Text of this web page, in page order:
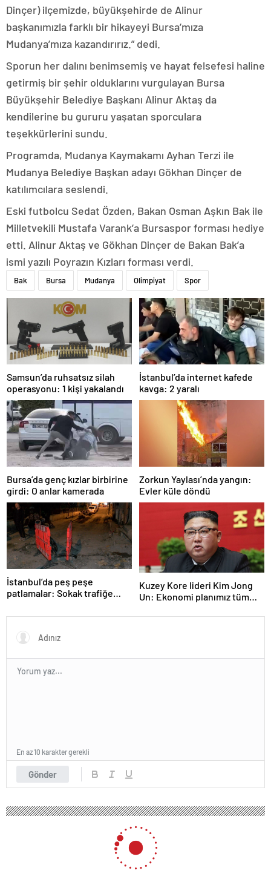
Dinçer) ilçemizde, büyükşehirde de Alinur
başkanımızla farklı bir hikayeyi Bursa’mıza
Mudanya’mıza kazandırırız.” dedi.
Sporun her dalını benimsemiş ve hayat felsefesi haline
getirmiş bir şehir olduklarını vurgulayan Bursa
Büyükşehir Belediye Başkanı Alinur Aktaş da
kendilerine bu gururu yaşatan sporculara
teşekkürlerini sundu.
Programda, Mudanya Kaymakamı Ayhan Terzi ile
Mudanya Belediye Başkan adayı Gökhan Dinçer de
katılımcılara seslendi.
Eski futbolcu Sedat Özden, Bakan Osman Aşkın Bak ile
Milletvekili Mustafa Varank’a Bursaspor forması hediye
etti. Alinur Aktaş ve Gökhan Dinçer de Bakan Bak’a
ismi yazılı Poyrazın Kızları forması verdi.
Bak Bursa Mudanya Olimpiyat Spor
Samsun’da ruhsatsız silah
operasyonu: 1 kişi yakalandı
İstanbul’da internet kafede
kavga: 2 yaralı
Bursa’da genç kızlar birbirine
girdi: O anlar kamerada
Zorkun Yaylası’nda yangın:
Evler küle döndü
İstanbul’da peş peşe
patlamalar: Sokak trafiğe
Kuzey Kore lideri Kim Jong
Un: Ekonomi planımız tüm
Gönder
En az 10 karakter gerekli
Sancaktepe’de Konuşan İmamoğlu:
“2019’daki Rakibim Binali Yıldırım’dan